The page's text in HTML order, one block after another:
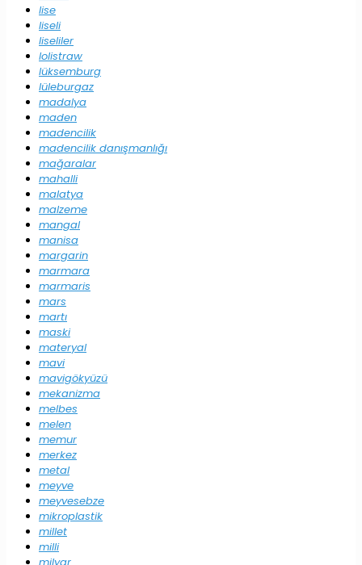
lise
liseli
liseliler
lolistraw
lüksemburg
lüleburgaz
madalya
maden
madencilik
madencilik danışmanlığı
mağaralar
mahalli
malatya
malzeme
mangal
manisa
margarin
marmara
marmaris
mars
martı
maski
materyal
mavi
mavigökyüzü
mekanizma
melbes
melen
memur
merkez
metal
meyve
meyvesebze
mikroplastik
millet
milli